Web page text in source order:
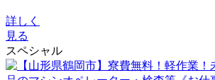
詳しく
見る
スペシャル